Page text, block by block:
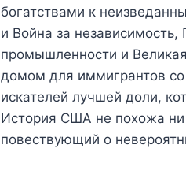
богатствами к
и Война за
промышленности и
домом для иммигрантов со
искателей лучшей доли,
История США не похожа ни
повествующий о